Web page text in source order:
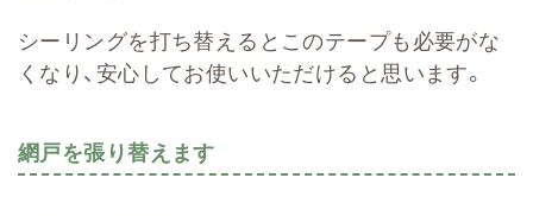
シーリングを打ち替えるとこのテープも必要がな
くなり、安心してお使いいただけると思います。
網戸を張り替えます